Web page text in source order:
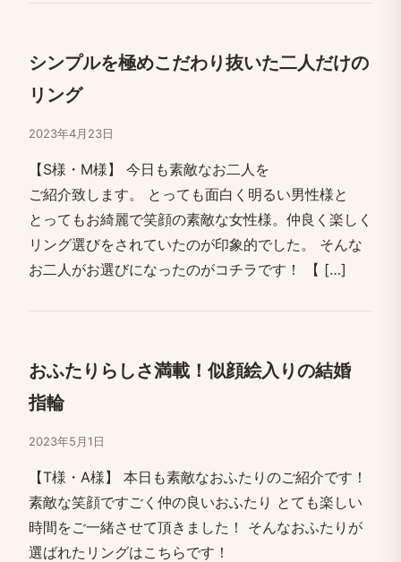
シンプルを​極めこだわり抜いた​二人だけの​
リング
2023年4月23日
【S様・M様】 ​今日も​素敵な​お二人を​
ご紹介致します。​ とっても​面白く​明る​い​男性様と​
とっても​お綺麗で笑顔の​素敵な​女性様。​仲良く​楽しく​
リング選びを​されていたのが​印象的でした。​ そんな​
お二人が​お選びに​なったのが​コチラです！​ 【 […​]
おふたりらしさ満載！​似顔絵入りの​結婚​
指輪
2023年5月1日
【T様・A様】 本日も​素敵な​おふたりの​ご紹介です！​
素敵な笑顔ですごく​仲の​良い​おふたり​ とても​楽しい​
時間を​ご一緒させて​頂きました！​ ​そんな​おふたりが​
選ばれた​リングは​こちらです！​